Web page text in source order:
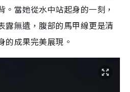
。當她從水中站起身的一刻，
露無遺，腹部的馬甲線更是清
的成果完美展現。